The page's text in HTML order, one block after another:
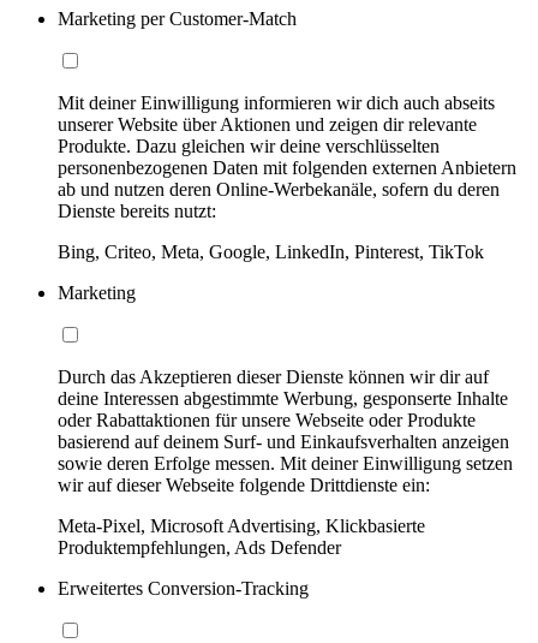
Marketing per Customer-Match
Mit deiner Einwilligung informieren wir dich auch abseits
unserer Website über Aktionen und zeigen dir relevante
Produkte. Dazu gleichen wir deine verschlüsselten
personenbezogenen Daten mit folgenden externen Anbietern
ab und nutzen deren Online-Werbekanäle, sofern du deren
Dienste bereits nutzt:
Bing, Criteo, Meta, Google, LinkedIn, Pinterest, TikTok
Marketing
Durch das Akzeptieren dieser Dienste können wir dir auf
deine Interessen abgestimmte Werbung, gesponserte Inhalte
oder Rabattaktionen für unsere Webseite oder Produkte
basierend auf deinem Surf- und Einkaufsverhalten anzeigen
sowie deren Erfolge messen. Mit deiner Einwilligung setzen
wir auf dieser Webseite folgende Drittdienste ein:
Meta-Pixel, Microsoft Advertising, Klickbasierte
Produktempfehlungen, Ads Defender
Erweitertes Conversion-Tracking